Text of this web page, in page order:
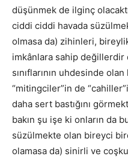
düşünmek de ilginç
ciddi ciddi havada
olmasa da) zihinleri,
imkânlara sahip
sınıflarının uhdesinde
“mitingciler”in de
daha sert bastığını
bakın şu işe ki onların da
süzülmekte olan bireyci
olamasa da) sinirli ve